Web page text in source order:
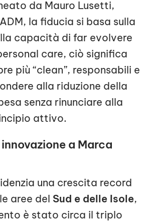
da Mauro Lusetti,
la fiducia si basa sulla
capacità di far evolvere
care, ciò significa
più “clean”, responsabili e
alla riduzione della
senza rinunciare alla
attivo.
a Marca
una crescita record
aree del Sud e delle Isole,
è stato circa il triplo